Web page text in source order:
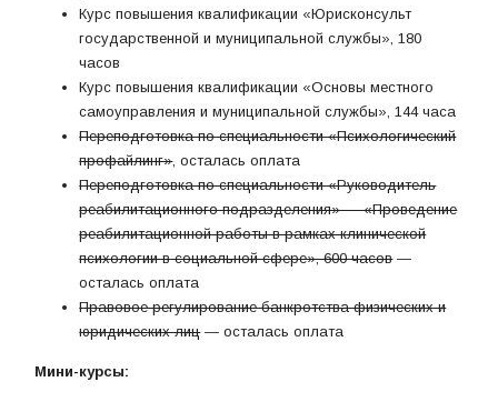
Курс повышения квалификации «Юрисконсульт
государственной и муниципальной службы», 180
часов
Курс повышения квалификации «Основы местного
самоуправления и муниципальной службы», 144 часа
Переподготовка по специальности «Психологический
профайлинг», осталась оплата
Переподготовка по специальности «Руководитель
реабилитационного подразделения» — «Проведение
реабилитационной работы в рамках клинической
психологии в социальной сфере», 600 часов—
осталась оплата
Правовое регулирование банкротства физических и
юридических лиц— осталась оплата
Мини-курсы: